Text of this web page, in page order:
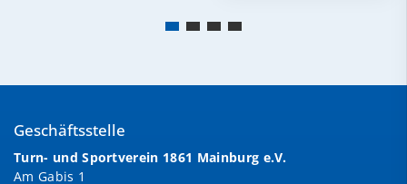
Geschäftsstelle
Turn- und Sportverein 1861 Mainburg e.V.
Am Gabis 1